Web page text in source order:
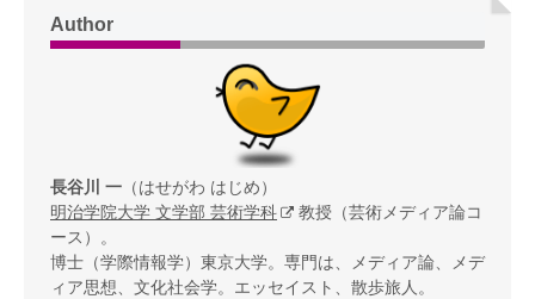
Author
長谷川 一 （はせがわ はじめ）
明治学院大学 文学部 芸術学科
教授（芸術メディア論コ
ース）。
博士（学際情報学）東京大学。専門は、メディア論、メデ
ィア思想、文化社会学。エッセイスト、散歩旅人。